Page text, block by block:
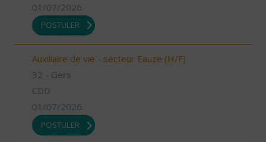
01/07/2026
POSTULER
Auxiliaire de vie - secteur Eauze (H/F)
32 - Gers
CDD
01/07/2026
POSTULER